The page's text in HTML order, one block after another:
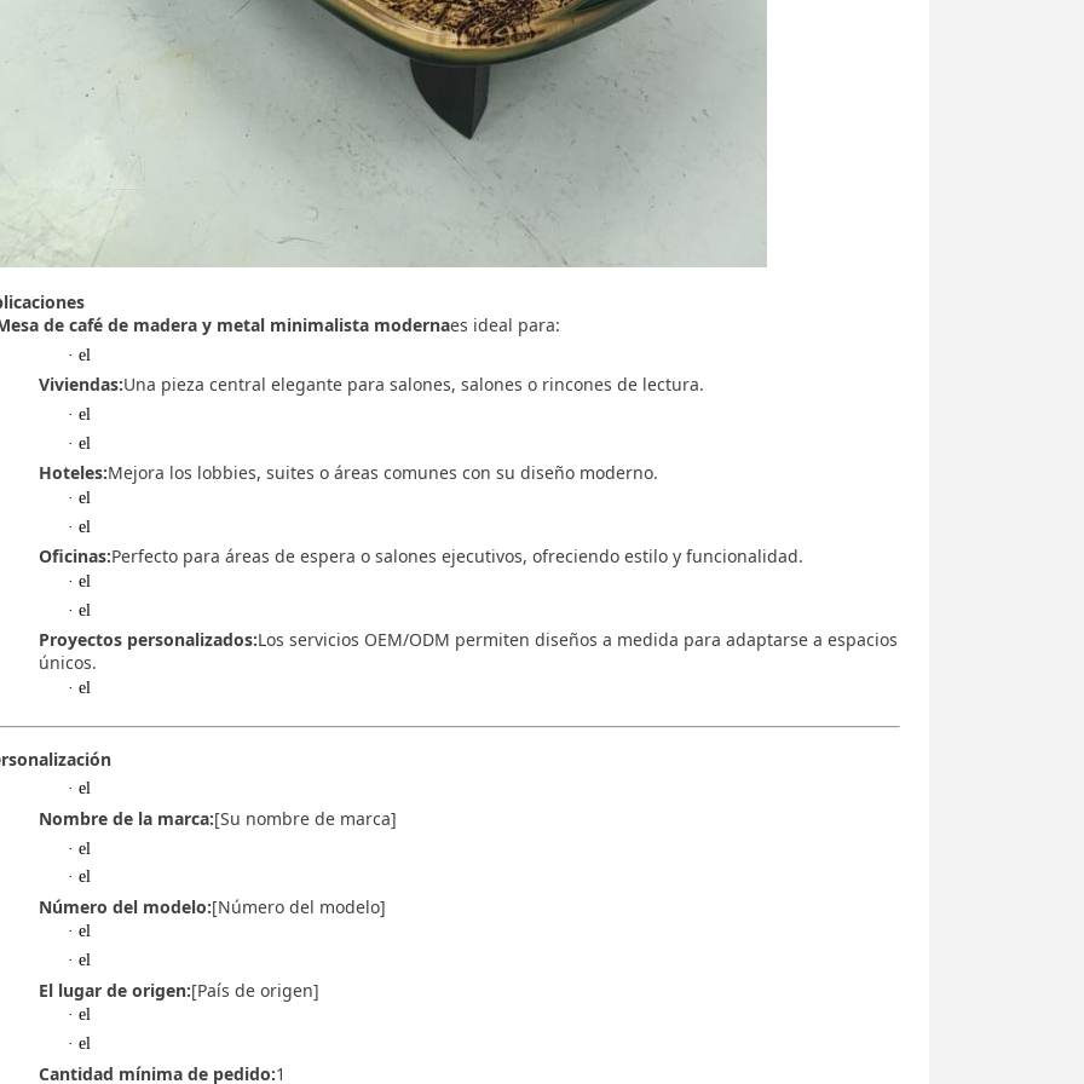
de café de madera y metal minimalista modernaes ideal para:
· el
Viviendas:Una pieza central elegante para salones, salones o rincones de lectura.
· el
· el
Hoteles:Mejora los lobbies, suites o áreas comunes con su diseño moderno.
· el
· el
Oficinas:Perfecto para áreas de espera o salones ejecutivos, ofreciendo estilo y funcionalidad.
· el
· el
Proyectos personalizados:Los servicios OEM/ODM permiten diseños a medida para adaptarse a espacios
únicos.
· el
· el
Nombre de la marca:[Su nombre de marca]
· el
· el
Número del modelo:[Número del modelo]
· el
· el
El lugar de origen:[País de origen]
· el
· el
Cantidad mínima de pedido:1